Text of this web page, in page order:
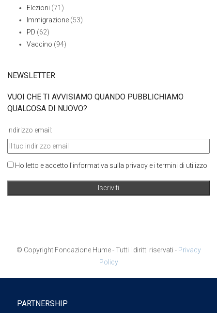
Elezioni (71)
Immigrazione (53)
PD (62)
Vaccino (94)
NEWSLETTER
VUOI CHE TI AVVISIAMO QUANDO PUBBLICHIAMO
QUALCOSA DI NUOVO?
Indirizzo email:
Ho letto e accetto l'informativa sulla privacy e i termini di utilizzo
© Copyright Fondazione Hume - Tutti i diritti riservati - Privacy
Policy
PARTNERSHIP